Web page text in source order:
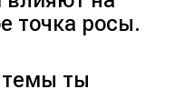
\varphi
= 0{,}6 \cdot
воздуха:
p_{\text{п}}
точка росы.
темы ты